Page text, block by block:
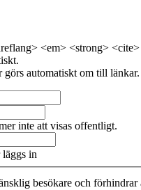
<em> <strong>
görs automatiskt om till länkar.
inte att visas offentligt.
in
besökare och förhindrar